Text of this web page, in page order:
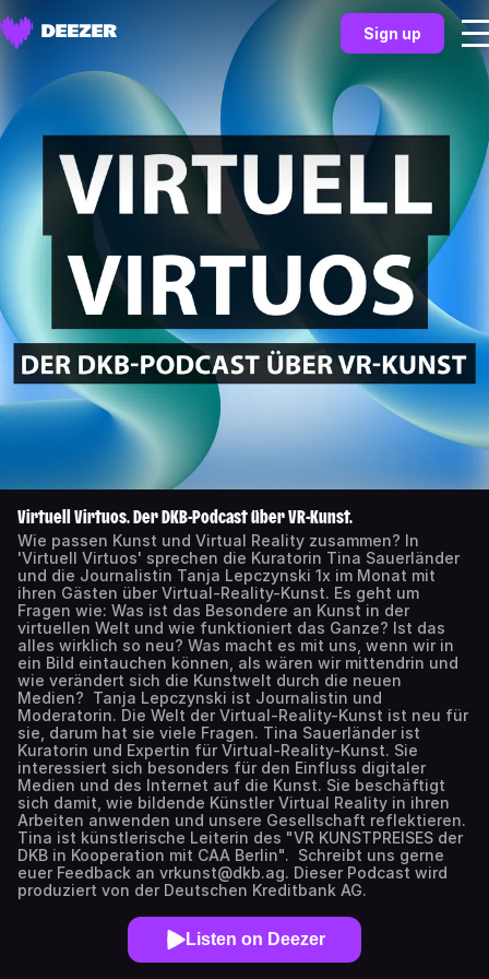
Sign up
Virtuell Virtuos. Der DKB-Podcast über VR-Kunst.
Wie passen Kunst und Virtual Reality zusammen? In
'Virtuell Virtuos' sprechen die Kuratorin Tina Sauerländer
und die Journalistin Tanja Lepczynski 1x im Monat mit
ihren Gästen über Virtual-Reality-Kunst. Es geht um
Fragen wie: Was ist das Besondere an Kunst in der
virtuellen Welt und wie funktioniert das Ganze? Ist das
alles wirklich so neu? Was macht es mit uns, wenn wir in
ein Bild eintauchen können, als wären wir mittendrin und
wie verändert sich die Kunstwelt durch die neuen
Medien? Tanja Lepczynski ist Journalistin und
Moderatorin. Die Welt der Virtual-Reality-Kunst ist neu für
sie, darum hat sie viele Fragen. Tina Sauerländer ist
Kuratorin und Expertin für Virtual-Reality-Kunst. Sie
interessiert sich besonders für den Einfluss digitaler
Medien und des Internet auf die Kunst. Sie beschäftigt
sich damit, wie bildende Künstler Virtual Reality in ihren
Arbeiten anwenden und unsere Gesellschaft reflektieren.
Tina ist künstlerische Leiterin des "VR KUNSTPREISES der
DKB in Kooperation mit CAA Berlin". Schreibt uns gerne
euer Feedback an vrkunst@dkb.ag. Dieser Podcast wird
produziert von der Deutschen Kreditbank AG.
Listen on Deezer